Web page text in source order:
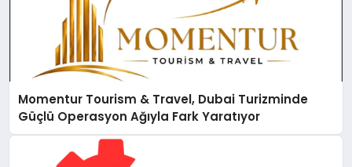
Momentur Tourism & Travel, Dubai Turizminde
Güçlü Operasyon Ağıyla Fark Yaratıyor